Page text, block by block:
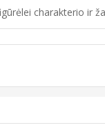
charakterio ir